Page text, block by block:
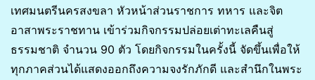
เทศมนตรีนครสงขลา หัวหน้าส่วนราชการ ทหาร และจิต
อาสาพระราชทาน เข้าร่วมกิจกรรมปล่อยเต่าทะเลคืนสู่
ธรรมชาติ จำนวน 90 ตัว โดยกิจกรรมในครั้งนี้ จัดขึ้นเพื่อให้
ทุกภาคส่วนได้แสดงออกถึงความจงรักภักดี และสำนึกในพระ